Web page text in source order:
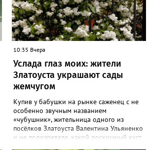
10:35 Вчера
Услада глаз моих: жители
Златоуста украшают сады
жемчугом
Купив у бабушки на рынке саженец с не
особенно звучным названием
«чубушник», жительница одного из
посёлков Златоуста Валентина Ульяненко
и не подозревала, какой роскошный куст